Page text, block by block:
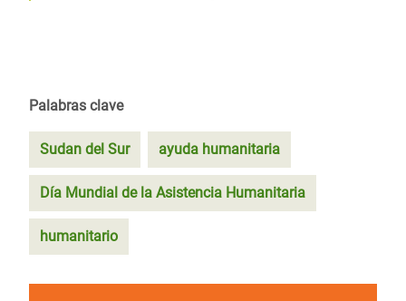
Palabras clave
Sudan del Sur ayuda humanitaria
Día Mundial de la Asistencia Humanitaria
humanitario